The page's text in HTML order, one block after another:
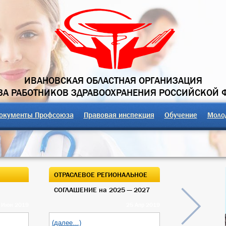
ИВАНОВСКАЯ ОБЛАСТНАЯ ОРГАНИЗАЦИЯ
РАБОТНИКОВ ЗДРАВООХРАНЕНИЯ РОССИЙСКОЙ
Профсоюза Правовая инспекция Обучение
ОТРАСЛЕВОЕ РЕГИОНАЛЬНОЕ
СОГЛАШЕНИЕ на 2025 — 2027
(далее…) (далее…)